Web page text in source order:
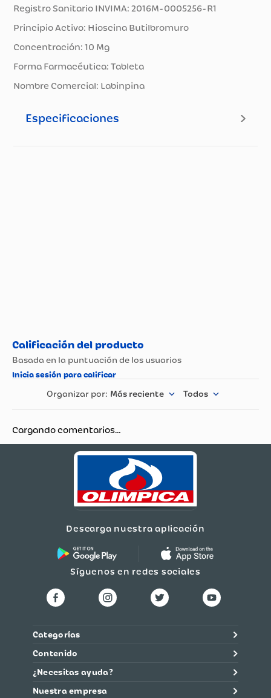
Registro Sanitario INVIMA: 2016M-0005256-R1
Principio Activo: Hioscina Butilbromuro
Concentración: 10 Mg
Forma Farmacéutica: Tableta
Nombre Comercial: Labinpina
Especificaciones
Más reciente Todos
Cargando comentarios…
Descarga nuestra aplicación
Síguenos en redes sociales
Categorías
Contenido
¿Necesitas ayuda?
Nuestra empresa